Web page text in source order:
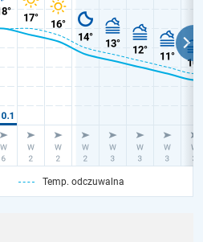
Temp. odczuwalna